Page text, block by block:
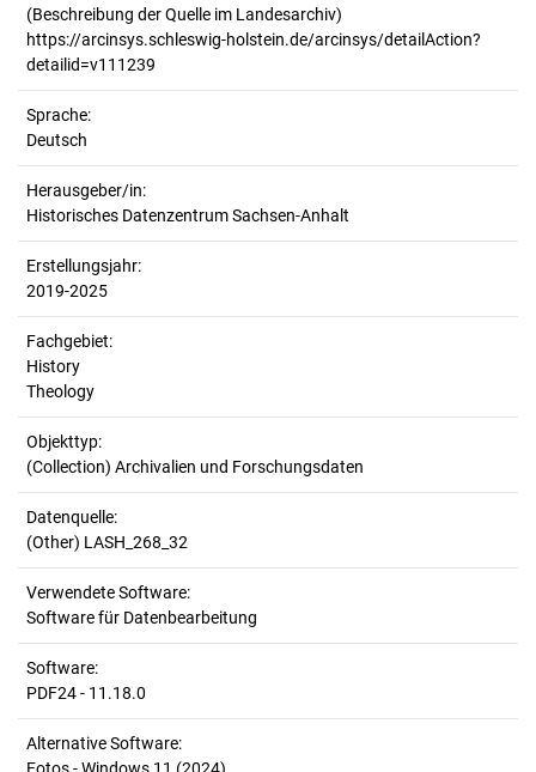
(Beschreibung der Quelle im Landesarchiv)
https://arcinsys.schleswig-holstein.de/arcinsys/detailAction?
detailid=v111239
Sprache:
Deutsch
Herausgeber/in:
Historisches Datenzentrum Sachsen-Anhalt
Erstellungsjahr:
2019-2025
Fachgebiet:
History
Theology
Objekttyp:
(Collection) Archivalien und Forschungsdaten
Datenquelle:
(Other) LASH_268_32
Verwendete Software:
Software für Datenbearbeitung
Software:
PDF24 - 11.18.0
Alternative Software: